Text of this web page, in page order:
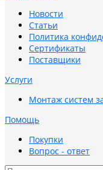
Новости
Статьи
Политика
Сертификаты
Поставщики
Услуги
Монтаж систем
Помощь
Покупки
Вопрос - ответ